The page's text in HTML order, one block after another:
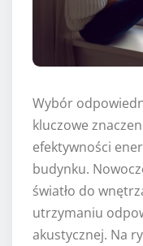
Wybór
kluczowe
efektywności
budynku.
światło do
utrzymaniu
akustycznej. Na